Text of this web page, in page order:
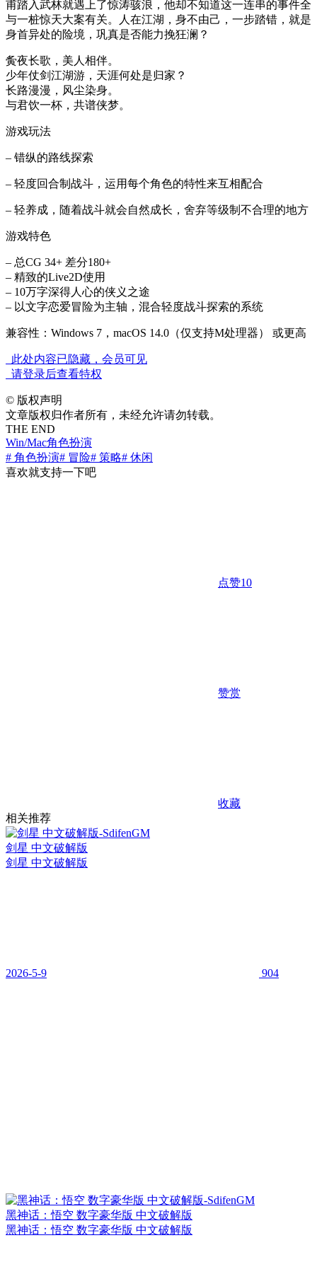
甫踏入武林就遇上了惊涛骇浪，他却不知道这一连串的事件全
与一桩惊天大案有关。人在江湖，身不由己，一步踏错，就是
身首异处的险境，巩真是否能力挽狂澜？
夤夜长歌，美人相伴。
少年仗剑江湖游，天涯何处是归家？
长路漫漫，风尘染身。
与君饮一杯，共谱侠梦。
游戏玩法
– 错纵的路线探索
– 轻度回合制战斗，运用每个角色的特性来互相配合
– 轻养成，随着战斗就会自然成长，舍弃等级制不合理的地方
游戏特色
– 总CG 34+ 差分180+
– 精致的Live2D使用
– 10万字深得人心的侠义之途
– 以文字恋爱冒险为主轴，混合轻度战斗探索的系统
兼容性：Windows 7，macOS 14.0（仅支持M处理器） 或更高
此处内容已隐藏，会员可见
请登录后查看特权
© 版权声明
文章版权归作者所有，未经允许请勿转载。
THE END
Win/Mac角色扮演
# 角色扮演# 冒险# 策略# 休闲
喜欢就支持一下吧
点赞10
赞赏
收藏
相关推荐
剑星 中文破解版
剑星 中文破解版
2026-5-9 904
黑神话：悟空 数字豪华版 中文破解版
黑神话：悟空 数字豪华版 中文破解版